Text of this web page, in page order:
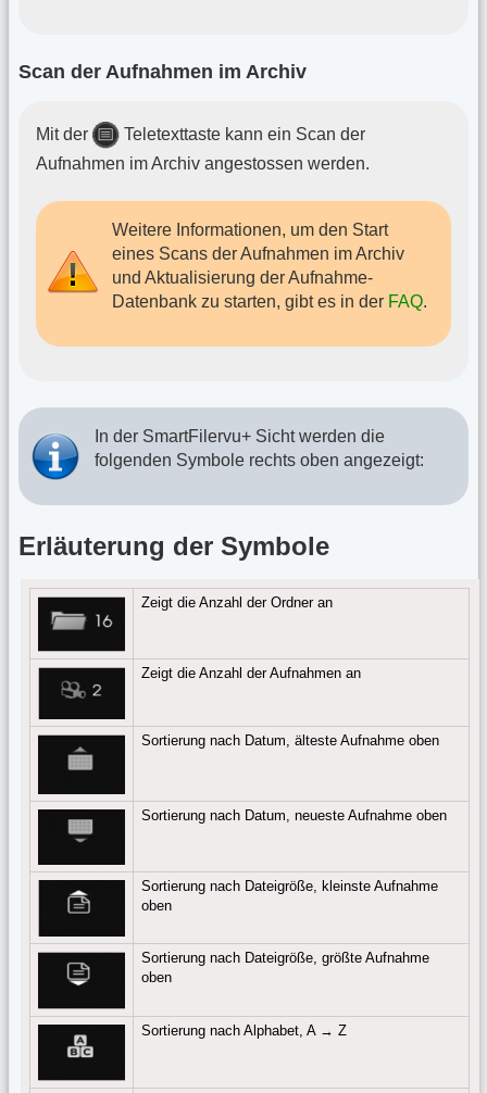
Scan der Aufnahmen im Archiv
Mit der
Teletexttaste kann ein Scan der
Aufnahmen im Archiv angestossen werden.
Weitere Informationen, um den Start
eines Scans der Aufnahmen im Archiv
und Aktualisierung der Aufnahme-
Datenbank zu starten, gibt es in der FAQ.
In der SmartFilervu+ Sicht werden die
folgenden Symbole rechts oben angezeigt:
Erläuterung der Symbole
Zeigt die Anzahl der Ordner an
Zeigt die Anzahl der Aufnahmen an
Sortierung nach Datum, älteste Aufnahme oben
Sortierung nach Datum, neueste Aufnahme oben
Sortierung nach Dateigröße, kleinste Aufnahme
oben
Sortierung nach Dateigröße, größte Aufnahme
oben
Sortierung nach Alphabet, A → Z